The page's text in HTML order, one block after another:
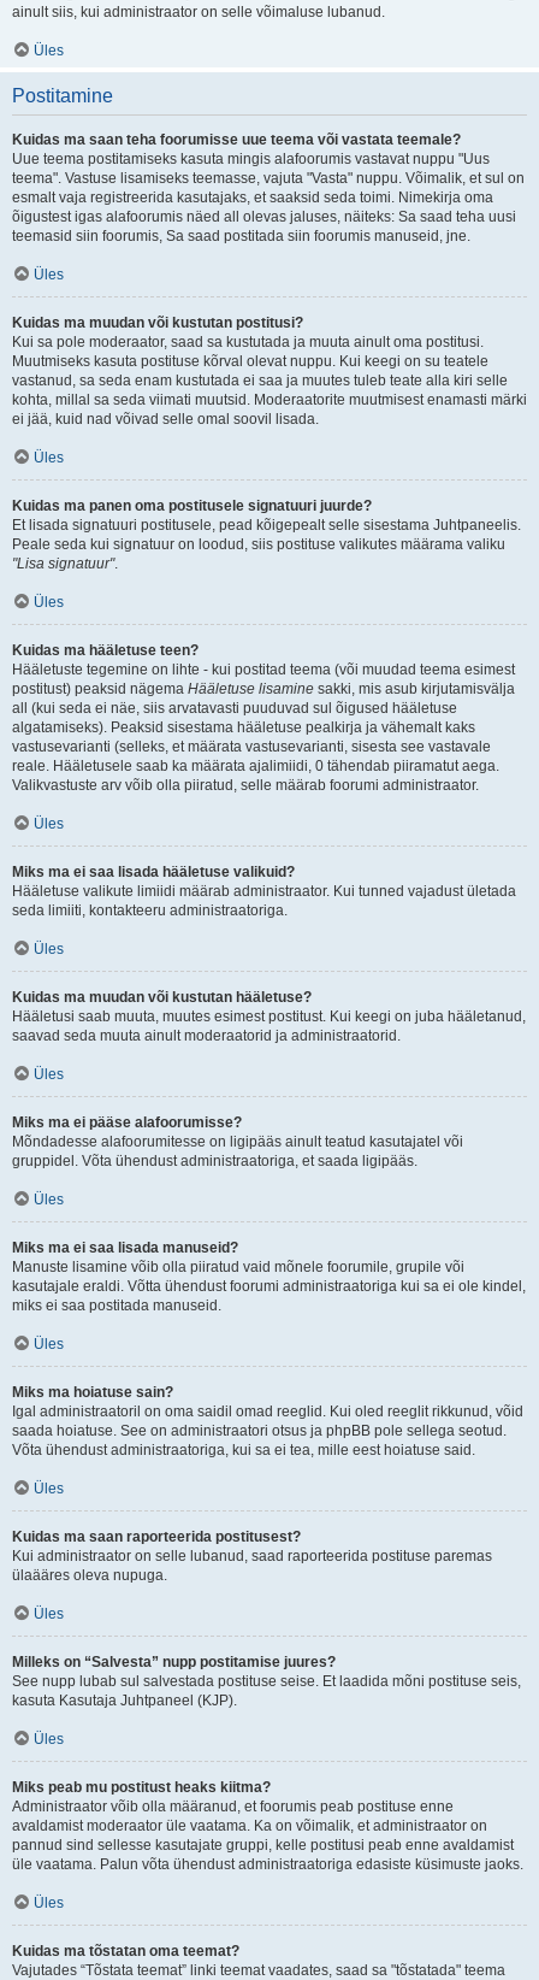
ainult siis, kui administraator on selle võimaluse lubanud.
Üles
Postitamine
Kuidas ma saan teha foorumisse uue teema või vastata teemale?
Uue teema postitamiseks kasuta mingis alafoorumis vastavat nuppu "Uus
teema". Vastuse lisamiseks teemasse, vajuta "Vasta" nuppu. Võimalik, et sul on
esmalt vaja registreerida kasutajaks, et saaksid seda toimi. Nimekirja oma
õigustest igas alafoorumis näed all olevas jaluses, näiteks: Sa saad teha uusi
teemasid siin foorumis, Sa saad postitada siin foorumis manuseid, jne.
Üles
Kuidas ma muudan või kustutan postitusi?
Kui sa pole moderaator, saad sa kustutada ja muuta ainult oma postitusi.
Muutmiseks kasuta postituse kõrval olevat nuppu. Kui keegi on su teatele
vastanud, sa seda enam kustutada ei saa ja muutes tuleb teate alla kiri selle
kohta, millal sa seda viimati muutsid. Moderaatorite muutmisest enamasti märki
ei jää, kuid nad võivad selle omal soovil lisada.
Üles
Kuidas ma panen oma postitusele signatuuri juurde?
Et lisada signatuuri postitusele, pead kõigepealt selle sisestama Juhtpaneelis.
Peale seda kui signatuur on loodud, siis postituse valikutes määrama valiku
"Lisa signatuur".
Üles
Kuidas ma hääletuse teen?
Hääletuste tegemine on lihte - kui postitad teema (või muudad teema esimest
postitust) peaksid nägema Hääletuse lisamine sakki, mis asub kirjutamisvälja
all (kui seda ei näe, siis arvatavasti puuduvad sul õigused hääletuse
algatamiseks). Peaksid sisestama hääletuse pealkirja ja vähemalt kaks
vastusevarianti (selleks, et määrata vastusevarianti, sisesta see vastavale
reale. Hääletusele saab ka määrata ajalimiidi, 0 tähendab piiramatut aega.
Valikvastuste arv võib olla piiratud, selle määrab foorumi administraator.
Üles
Miks ma ei saa lisada hääletuse valikuid?
Hääletuse valikute limiidi määrab administraator. Kui tunned vajadust ületada
seda limiiti, kontakteeru administraatoriga.
Üles
Kuidas ma muudan või kustutan hääletuse?
Hääletusi saab muuta, muutes esimest postitust. Kui keegi on juba hääletanud,
saavad seda muuta ainult moderaatorid ja administraatorid.
Üles
Miks ma ei pääse alafoorumisse?
Mõndadesse alafoorumitesse on ligipääs ainult teatud kasutajatel või
gruppidel. Võta ühendust administraatoriga, et saada ligipääs.
Üles
Miks ma ei saa lisada manuseid?
Manuste lisamine võib olla piiratud vaid mõnele foorumile, grupile või
kasutajale eraldi. Võtta ühendust foorumi administraatoriga kui sa ei ole kindel,
miks ei saa postitada manuseid.
Üles
Miks ma hoiatuse sain?
Igal administraatoril on oma saidil omad reeglid. Kui oled reeglit rikkunud, võid
saada hoiatuse. See on administraatori otsus ja phpBB pole sellega seotud.
Võta ühendust administraatoriga, kui sa ei tea, mille eest hoiatuse said.
Üles
Kuidas ma saan raporteerida postitusest?
Kui administraator on selle lubanud, saad raporteerida postituse paremas
ülaääres oleva nupuga.
Üles
Milleks on “Salvesta” nupp postitamise juures?
See nupp lubab sul salvestada postituse seise. Et laadida mõni postituse seis,
kasuta Kasutaja Juhtpaneel (KJP).
Üles
Miks peab mu postitust heaks kiitma?
Administraator võib olla määranud, et foorumis peab postituse enne
avaldamist moderaator üle vaatama. Ka on võimalik, et administraator on
pannud sind sellesse kasutajate gruppi, kelle postitusi peab enne avaldamist
üle vaatama. Palun võta ühendust administraatoriga edasiste küsimuste jaoks.
Üles
Kuidas ma tõstatan oma teemat?
Vajutades “Tõstata teemat” linki teemat vaadates, saad sa "tõstatada" teema